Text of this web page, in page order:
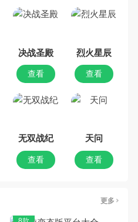
奇手机游戏有哪些呢？游戏今天，
集，欢迎大家前来选择下载体验
决战圣殿
查看
烈火星辰
查看
无双战纪
查看
天问
查看
更多